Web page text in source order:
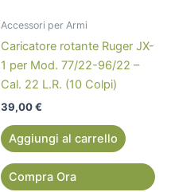
Accessori per Armi
Caricatore rotante Ruger JX-
1 per Mod. 77/22-96/22 –
Cal. 22 L.R. (10 Colpi)
39,00€
Aggiungi al carrello
Compra Ora